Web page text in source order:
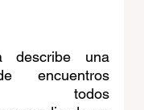
describe una
encuentros
todos